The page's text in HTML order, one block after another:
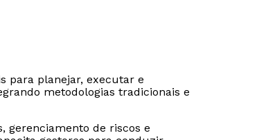
para planejar, executar e
metodologias tradicionais e
gerenciamento de riscos e